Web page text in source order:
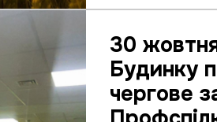
30
Будинку
чергове